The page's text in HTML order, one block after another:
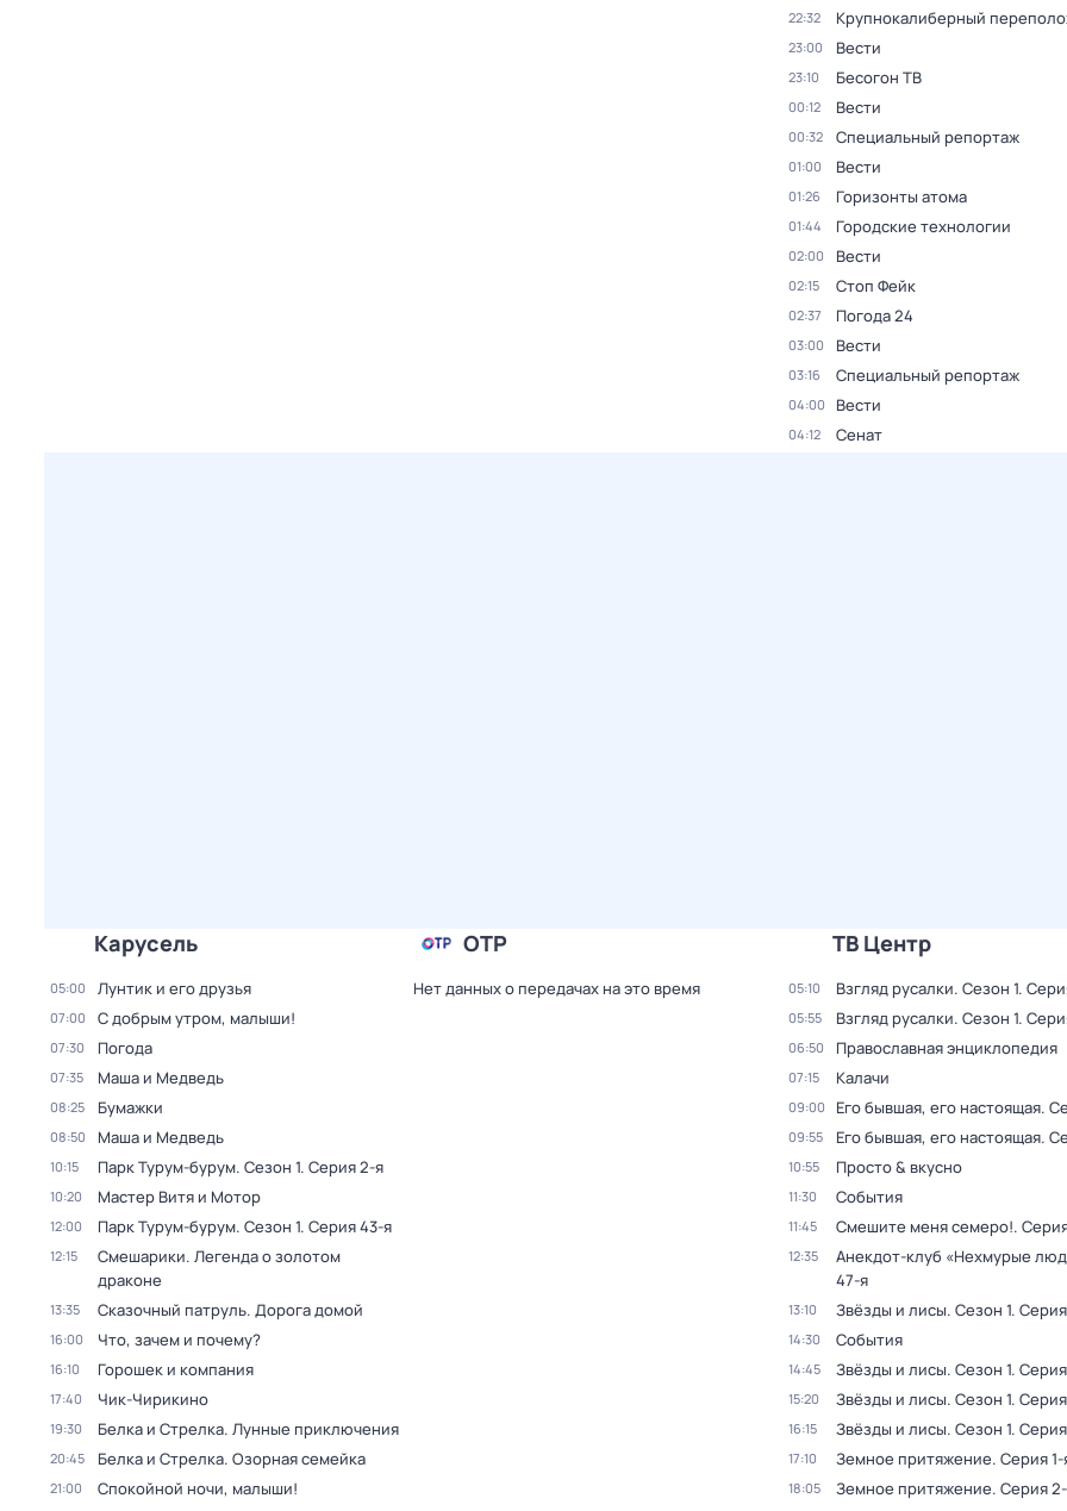
22:32 Крупнокалиберный
23:00 Вести
23:10 Бесогон ТВ
00:12 Вести
00:32 Специальный репортаж
01:00 Вести
01:26 Горизонты атома
01:44 Городские технологии
02:00 Вести
02:15 Стоп Фейк
02:37 Погода 24
03:00 Вести
03:16 Специальный репортаж
04:00 Вести
04:12 Сенат
Карусель
05:00 Лунтик и его друзья
07:00 С добрым утром, малыши!
07:30 Погода
07:35 Маша и Медведь
08:25 Бумажки
08:50 Маша и Медведь
10:15 Парк Турум-бурум. Сезон 1. Серия 2-я
10:20 Мастер Витя и Мотор
12:00 Парк Турум-бурум. Сезон 1. Серия 43-я
12:15
Смешарики. Легенда о золотом
драконе
13:35 Сказочный патруль. Дорога домой
16:00 Что, зачем и почему?
16:10 Горошек и компания
17:40 Чик-Чирикино
19:30 Белка и Стрелка. Лунные приключения
20:45 Белка и Стрелка. Озорная семейка
21:00 Спокойной ночи, малыши!
ОТР
Нет данных о передачах на это время
ТВ Центр
05:10 Взгляд русалки. Сезон 1.
05:55 Взгляд русалки. Сезон 1.
06:50 Православная энциклопедия
07:15 Калачи
09:00 Его бывшая, его настоящая.
09:55 Его бывшая, его настоящая.
10:55 Просто & вкусно
11:30 События
11:45 Смешите меня семеро!.
12:35
Анекдот-клуб «Нехмурые
47-я
13:10 Звёзды и лисы. Сезон 1.
14:30 События
14:45 Звёзды и лисы. Сезон 1.
15:20 Звёзды и лисы. Сезон 1.
16:15 Звёзды и лисы. Сезон 1.
17:10 Земное притяжение. Серия 1-
18:05 Земное притяжение. Серия